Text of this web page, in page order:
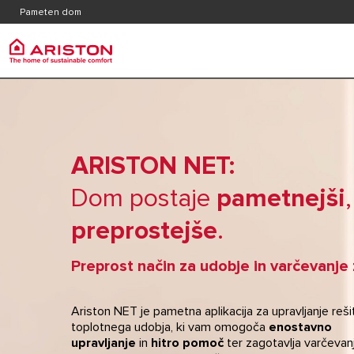
Pameten dom
ZAPOSLITEV
GRELNIKI VODE
TOPLOTNE ČRPALKE
KLIMATSKE NAPRAVE
VENTILOKONVEKTORJI
TERMOREGULACIJA
PAMETEN DOM
MALI
VODE
VELIKI
HIBRIDNI
PLINSKI
VODE
ARISTON NET:
Dom postaje pametnejši
preprostejše.
Preprost način za udobje in
Ariston NET je pametna aplikacija za upravljanje
toplotnega udobja, ki vam omogoča enostavno
upravljanje in hitro pomoč ter zagotavlja